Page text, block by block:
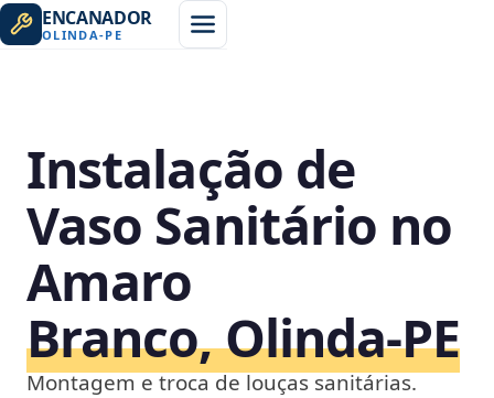
ENCANADOR
OLINDA-PE
Instalação de
Vaso Sanitário no
Amaro
Branco, Olinda‑PE
Montagem e troca de louças sanitárias.